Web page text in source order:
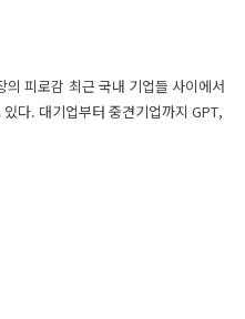
업들 사이에서
다. 대기업부터 중견기업까지 GPT,